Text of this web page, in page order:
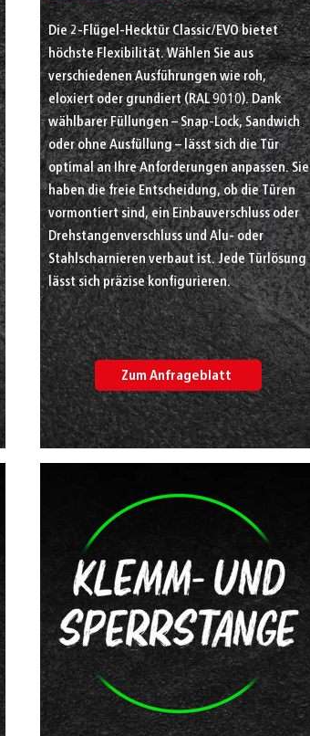
Die 2-Flügel-Hecktür Classic/EVO bietet
höchste Flexibilität. Wählen Sie aus
verschiedenen Ausführungen wie roh,
eloxiert oder grundiert (RAL 9010). Dank
wählbarer Füllungen – Snap-Lock, Sandwich
oder ohne Ausfüllung – lässt sich die Tür
optimal an Ihre Anforderungen anpassen. Sie
haben die freie Entscheidung, ob die Türen
vormontiert sind, ein Einbauverschluss oder
Drehstangenverschluss und Alu- oder
Stahlscharnieren verbaut ist. Jede Türlösung
lässt sich präzise konfigurieren.
Zum Anfrageblatt